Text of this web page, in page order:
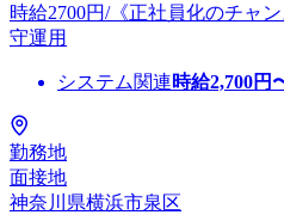
時給2700円/《正社員化のチャ
守運用
システム関連時給2,700円
勤務地
面接地
神奈川県横浜市泉区